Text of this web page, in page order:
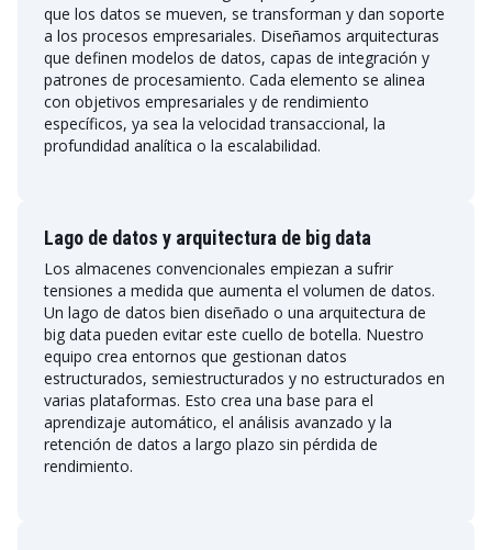
que los datos se mueven, se transforman y dan soporte
a los procesos empresariales. Diseñamos arquitecturas
que definen modelos de datos, capas de integración y
patrones de procesamiento. Cada elemento se alinea
con objetivos empresariales y de rendimiento
específicos, ya sea la velocidad transaccional, la
profundidad analítica o la escalabilidad.
Lago de datos y arquitectura de big data
Los almacenes convencionales empiezan a sufrir
tensiones a medida que aumenta el volumen de datos.
Un lago de datos bien diseñado o una arquitectura de
big data pueden evitar este cuello de botella. Nuestro
equipo crea entornos que gestionan datos
estructurados, semiestructurados y no estructurados en
varias plataformas. Esto crea una base para el
aprendizaje automático, el análisis avanzado y la
retención de datos a largo plazo sin pérdida de
rendimiento.